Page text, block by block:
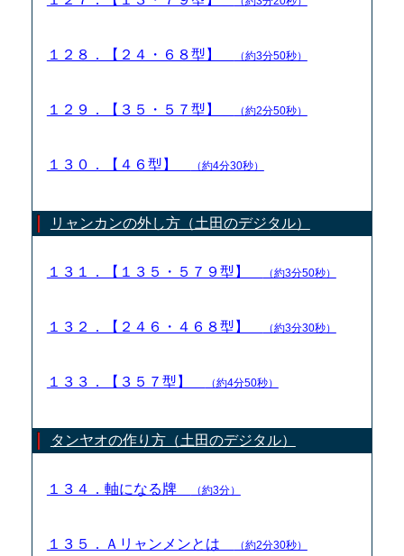
１２８．【２４・６８型】 （約3分50秒）
１２９．【３５・５７型】 （約2分50秒）
１３０．【４６型】 （約4分30秒）
リャンカンの外し方（土田のデジタル）
１３１．【１３５・５７９型】 （約3分50秒）
１３２．【２４６・４６８型】 （約3分30秒）
１３３．【３５７型】 （約4分50秒）
タンヤオの作り方（土田のデジタル）
１３４．軸になる牌 （約3分）
１３５．Ａリャンメンとは （約2分30秒）